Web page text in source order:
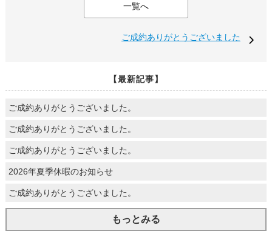
一覧へ
ご成約ありがとうございました
【最新記事】
ご成約ありがとうございました。
ご成約ありがとうございました。
ご成約ありがとうございました。
2026年夏季休暇のお知らせ
ご成約ありがとうございました。
もっとみる